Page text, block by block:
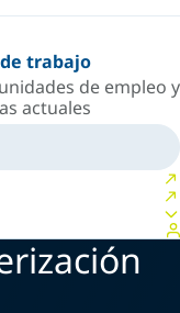
trabajo
de empleo y
actuales